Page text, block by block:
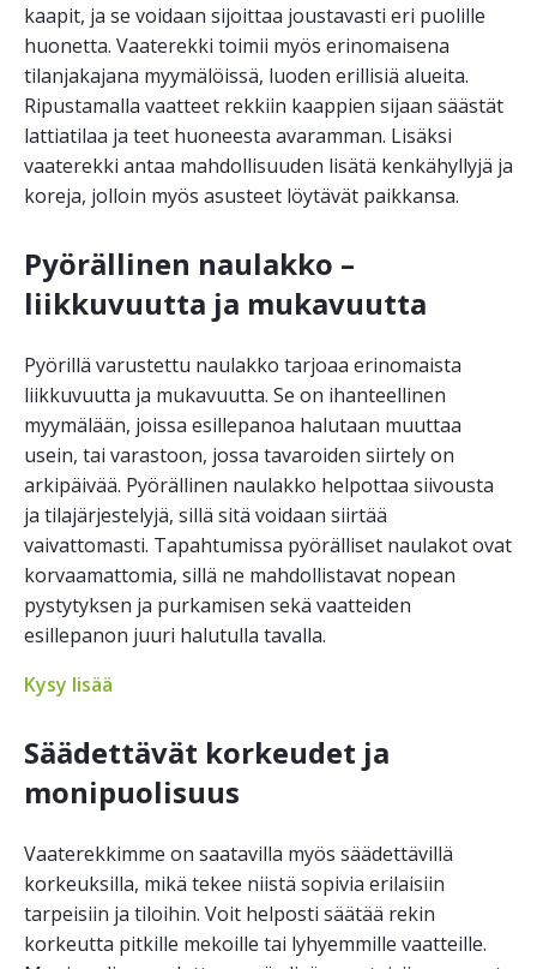
kaapit, ja se voidaan sijoittaa joustavasti eri puolille
huonetta. Vaaterekki toimii myös erinomaisena
tilanjakajana myymälöissä, luoden erillisiä alueita.
Ripustamalla vaatteet rekkiin kaappien sijaan säästät
lattiatilaa ja teet huoneesta avaramman. Lisäksi
vaaterekki antaa mahdollisuuden lisätä kenkähyllyjä ja
koreja, jolloin myös asusteet löytävät paikkansa.
Pyörällinen naulakko –
liikkuvuutta ja mukavuutta
Pyörillä varustettu naulakko tarjoaa erinomaista
liikkuvuutta ja mukavuutta. Se on ihanteellinen
myymälään, joissa esillepanoa halutaan muuttaa
usein, tai varastoon, jossa tavaroiden siirtely on
arkipäivää. Pyörällinen naulakko helpottaa siivousta
ja tilajärjestelyjä, sillä sitä voidaan siirtää
vaivattomasti. Tapahtumissa pyörälliset naulakot ovat
korvaamattomia, sillä ne mahdollistavat nopean
pystytyksen ja purkamisen sekä vaatteiden
esillepanon juuri halutulla tavalla.
Kysy lisää
Säädettävät korkeudet ja
monipuolisuus
Vaaterekkimme on saatavilla myös säädettävillä
korkeuksilla, mikä tekee niistä sopivia erilaisiin
tarpeisiin ja tiloihin. Voit helposti säätää rekin
korkeutta pitkille mekoille tai lyhyemmille vaatteille.